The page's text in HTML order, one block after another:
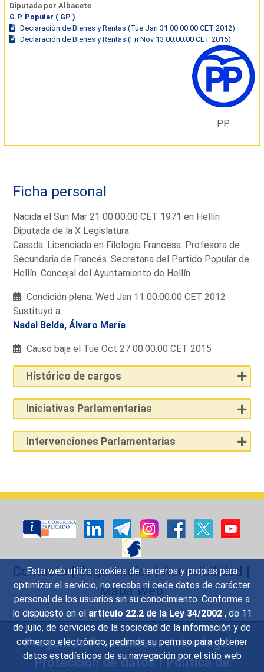
Esta web utiliza cookies de terceros y propias para
optimizar el servicio, no recaba ni cede datos de carácter
personal de los usuarios sin su conocimiento. Conforme a
lo dispuesto en el artículo 22.2 de la Ley 34/2002 , de 11
de julio, de servicios de la sociedad de la información y de
comercio electrónico, pedimos su permiso para obtener
datos estadísticos de su navegación por el sitio web
Diputada por Albacete
G.P. Popular ( GP )
Declaración de Bienes y Rentas (Tue Jan 31 00:00:00 CET 2012)
Declaración de Bienes y Rentas (Fri Nov 13 00:00:00 CET 2015)
PP
Ficha personal
Nacida el Sun Mar 21 00:00:00 CET 1971 en Hellín
Diputada de la X Legislatura
Casada. Licenciada en Filología Francesa. Profesora de
Secundaria de Francés. Secretaria del Partido Popular de
Hellín. Concejal del Ayuntamiento de Hellín
Condición plena: Wed Jan 11 00:00:00 CET 2012
Sustituyó a
Nadal Belda, Álvaro María
Causó baja el Tue Oct 27 00:00:00 CET 2015
Histórico de cargos
Iniciativas Parlamentarias
Intervenciones Parlamentarias
Contacto|Sugerencias|Accesibilidad |
Mapa Web
Preguntas Frecuentes|Aviso legal|
Protección de datos|Política de